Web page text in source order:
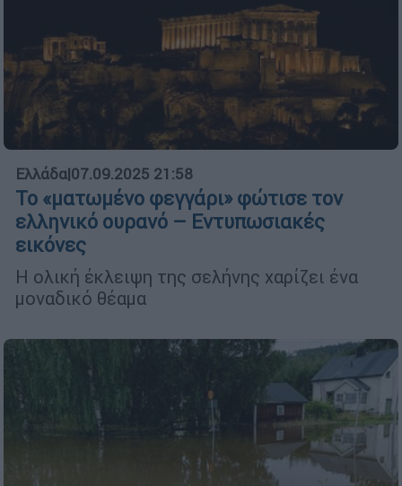
Ελλάδα|07.09.2025 21:58
Το «ματωμένο φεγγάρι» φώτισε τον
ελληνικό ουρανό – Εντυπωσιακές
εικόνες
Η ολική έκλειψη της σελήνης χαρίζει ένα
μοναδικό θέαμα